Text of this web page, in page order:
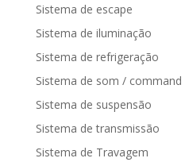
Sistema de escape
Sistema de iluminação
Sistema de refrigeração
Sistema de som / command
Sistema de suspensão
Sistema de transmissão
Sistema de Travagem